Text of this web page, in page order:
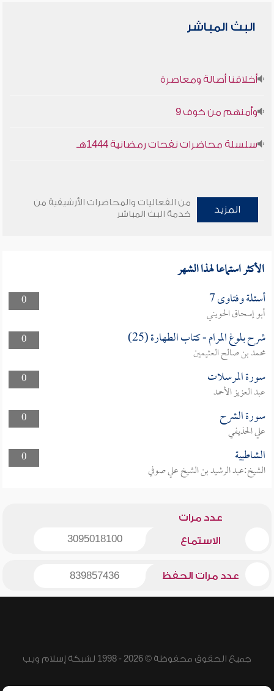
البث المباشر
أخلاقنا أصالة ومعاصرة
وأمنهم من خوف 9
سلسلة محاضرات نفحات رمضانية 1444هـ
المزيد
من الفعاليات والمحاضرات الأرشيفية من
خدمة البث المباشر
الأكثر استماعا لهذا الشهر
0 أسئلة وفتاوى 7
أبو إسحاق الحويني
0
شرح بلوغ المرام - كتاب الطهارة (25)
محمد بن صالح العثيمين
0
سورة المرسلات
عبد العزيز الأحمد
0
سورة الشرح
علي الحذيفي
0
الشاطبية
الشيخ:عبد الرشيد بن الشيخ علي صوفي
عدد مرات
الاستماع 3095018100
عدد مرات الحفظ 839857436
جميع الحقوق محفوظة © 2026 - 1998 لشبكة إسلام ويب